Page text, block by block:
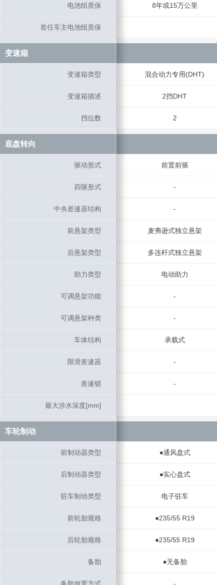
电池组质保 8年或15万公里
首任车主电池组质保
变速箱
变速箱类型 混合动力专用(DHT)
变速箱描述 2挡DHT
挡位数 2
底盘转向
驱动形式 前置前驱
四驱形式 -
中央差速器结构 -
前悬架类型 麦弗逊式独立悬架
后悬架类型 多连杆式独立悬架
助力类型 电动助力
可调悬架功能 -
可调悬架种类 -
车体结构 承载式
限滑差速器 -
差速锁 -
最大涉水深度[mm]
车轮制动
前制动器类型 ●通风盘式
后制动器类型 ●实心盘式
驻车制动类型 电子驻车
前轮胎规格 ●235/55 R19
后轮胎规格 ●235/55 R19
备胎 ●无备胎
电池组质保
首任车主电池组质保
变速箱
变速箱类型
变速箱描述
挡位数
底盘转向
驱动形式
四驱形式
中央差速器结构
前悬架类型
后悬架类型
助力类型
可调悬架功能
可调悬架种类
车体结构
限滑差速器
差速锁
最大涉水深度[mm]
车轮制动
前制动器类型
后制动器类型
驻车制动类型
前轮胎规格
后轮胎规格
备胎